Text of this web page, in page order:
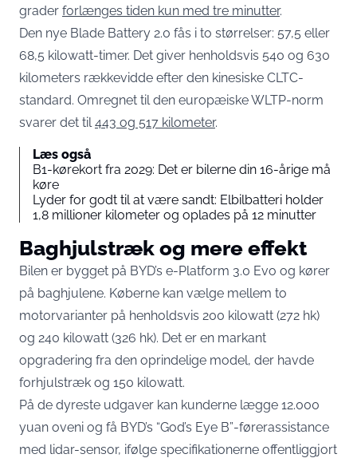
grader forlænges tiden kun med tre minutter.
Den nye Blade Battery 2.0 fås i to størrelser: 57,5 eller
68,5 kilowatt-timer. Det giver henholdsvis 540 og 630
kilometers rækkevidde efter den kinesiske CLTC-
standard. Omregnet til den europæiske WLTP-norm
svarer det til 443 og 517 kilometer.
Læs også
B1-kørekort fra 2029: Det er bilerne din 16-årige må
køre
Lyder for godt til at være sandt: Elbilbatteri holder
1,8 millioner kilometer og oplades på 12 minutter
Baghjulstræk og mere effekt
Bilen er bygget på BYD’s e-Platform 3.0 Evo og kører
på baghjulene. Køberne kan vælge mellem to
motorvarianter på henholdsvis 200 kilowatt (272 hk)
og 240 kilowatt (326 hk). Det er en markant
opgradering fra den oprindelige model, der havde
forhjulstræk og 150 kilowatt.
På de dyreste udgaver kan kunderne lægge 12.000
yuan oveni og få BYD’s “God’s Eye B”-førerassistance
med lidar-sensor, ifølge specifikationerne offentliggjort